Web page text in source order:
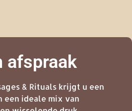
afspraak
& Rituals krijgt u een
een ideale mix van